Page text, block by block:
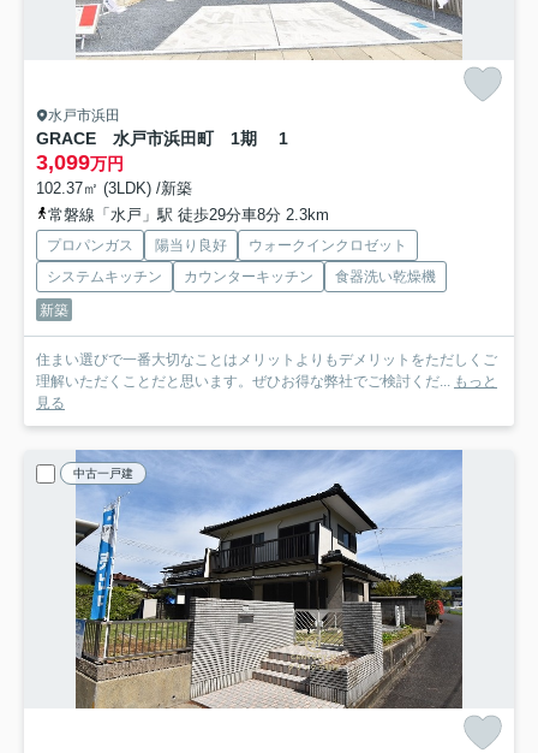
水戸市浜田
GRACE 水戸市浜田町 1期 1
3,099万円
102.37㎡ (3LDK) /新築
常磐線「水戸」駅 徒歩29分車8分 2.3km
プロパンガス 陽当り良好
ウォークインクロゼット
システムキッチン
カウンターキッチン
食器洗い乾燥機
新築
住まい選びで一番大切なことはメリットよりもデメリットをただしくご
理解いただくことだと思います。ぜひお得な弊社でご検討くだ...
もっと
見る
中古一戸建